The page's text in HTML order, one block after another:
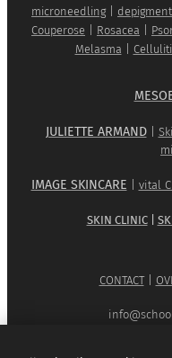
microneedling|
Couperose
Rosacea
Melasma
JULIETTE ARMAND|
IMAGE SKINCARE vital
SKIN CLINIC|
CONTACT|